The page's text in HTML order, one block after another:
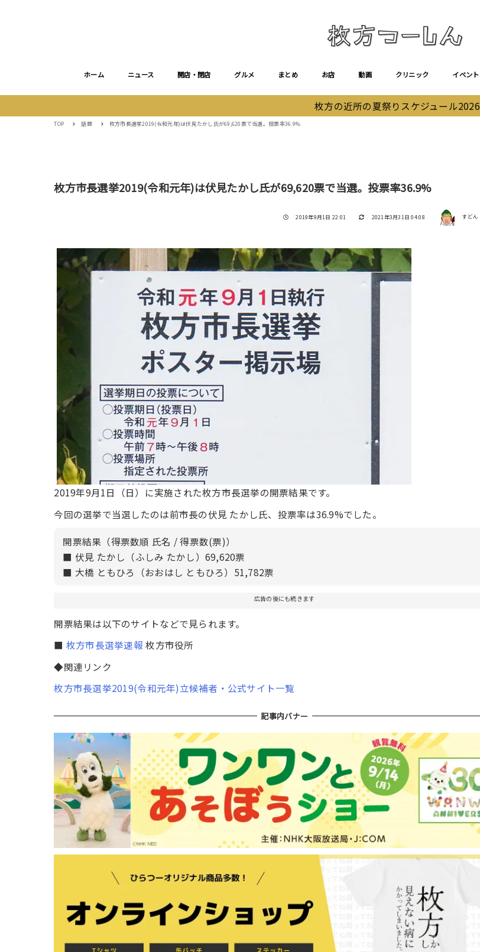
ホーム ニュース 開店・閉店 グルメ まとめ お店 動画 クリニック イベント
枚方の近所の夏祭りスケジュール2026
TOP 話題 枚方市長選挙2019(令和元年)は伏見たかし氏が69,620票で当選。投票率36.9%
枚方市長選挙2019(令和元年)は伏見たかし氏が69,620票で当選。投票率36.9%
投稿日
2019年9月1日 22:01 更新日
2021年3月31日 04:08 著者 すどん
2019年9月1日（日）に実施された枚方市長選挙の開票結果です。
今回の選挙で当選したのは前市長の伏見 たかし氏、投票率は36.9%でした。
開票結果（得票数順 氏名 / 得票数(票)）
■ 伏見 たかし（ふしみ たかし）69,620票
■ 大橋 ともひろ（おおはし ともひろ）51,782票
広告の後にも続きます
開票結果は以下のサイトなどで見られます。
■ 枚方市長選挙速報 枚方市役所
◆関連リンク
枚方市長選挙2019(令和元年)立候補者・公式サイト一覧
記事内バナー